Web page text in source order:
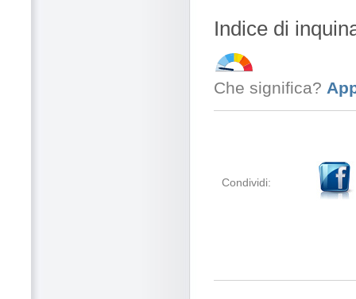
Indice di
Che significa?
Condividi: